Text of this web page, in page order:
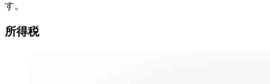
す。
所得税